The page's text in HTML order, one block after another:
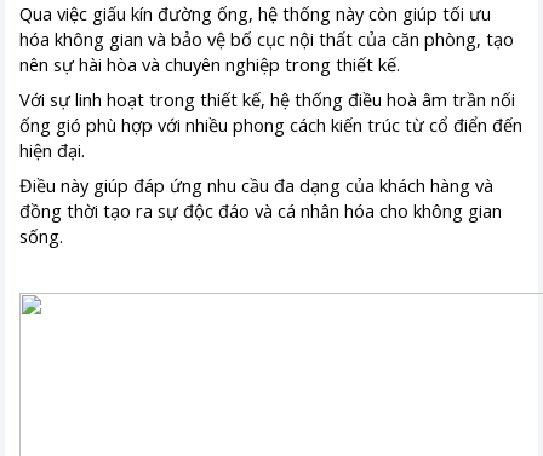
Qua việc giấu kín đường ống, hệ thống này còn giúp tối ưu
hóa không gian và bảo vệ bố cục nội thất của căn phòng, tạo
nên sự hài hòa và chuyên nghiệp trong thiết kế.
Với sự linh hoạt trong thiết kế, hệ thống điều hoà âm trần nối
ống gió phù hợp với nhiều phong cách kiến trúc từ cổ điển đến
hiện đại.
Điều này giúp đáp ứng nhu cầu đa dạng của khách hàng và
đồng thời tạo ra sự độc đáo và cá nhân hóa cho không gian
sống.